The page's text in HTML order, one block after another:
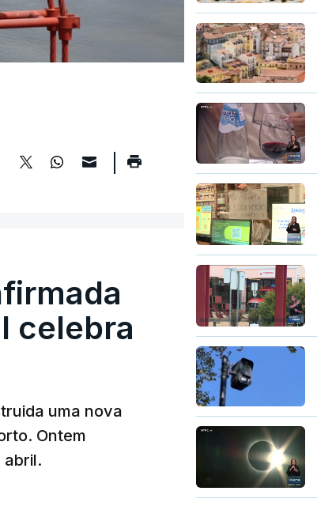
celebra
uma nova
Ontem
abril.